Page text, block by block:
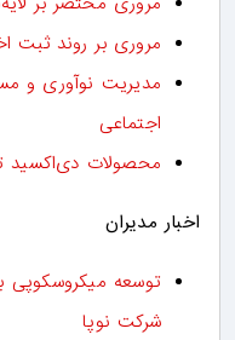
مروری بر روند ثبت
مدیریت نوآوری و
اجتماعی
محصولات دی‌اکسید
اخبار مدیران
توسعه میکروسکوپی
شرکت نوپا